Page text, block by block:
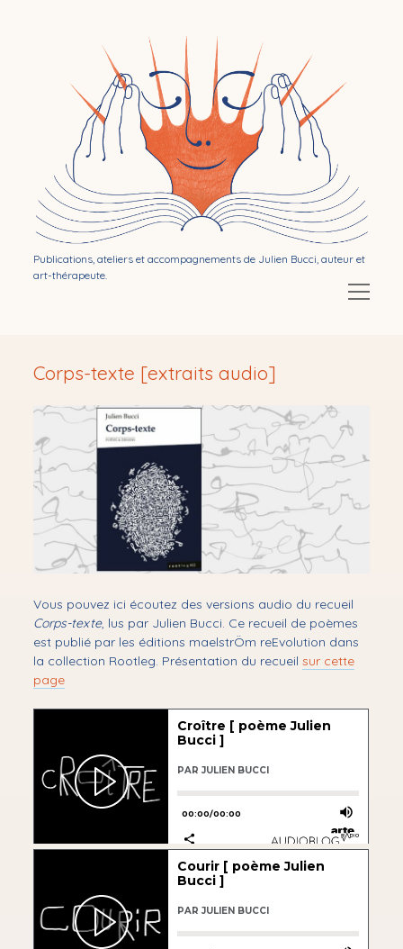
Bibliothérapie
Publications, ateliers et accompagnements de Julien Bucci, auteur et
art-thérapeute.
Ouvrir
le
menu
Publications
Ouvrir
Performances
Ouvrir
le
menu
Ateliers & résidences
Ouvrir
le
menu
Bibliothérapie
Ouvrir
le
menu
Mon audioblog
✉ Newsletter
Contact
podcast
Corps-texte [extraits audio]
Vous pouvez ici écoutez des versions audio du recueil
Corps-texte, lus par Julien Bucci. Ce recueil de poèmes
est publié par les éditions maelstrÖm reEvolution dans
la collection Rootleg. Présentation du recueilsur cette
page